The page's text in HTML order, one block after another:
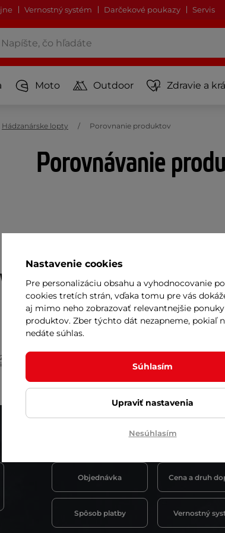
Vernostný systém Darčekové poukazy Servis
Moto Outdoor Zdravie a
Hádzanárske lopty Porovnanie produktov
Porovnávanie
na email
Akčný newsletter
Všetko o nákupe
Objednávka Cena a druh
Spôsob platby Vernostný
Nastavenie cookies
Pre personalizáciu obsahu a vyhodnocovanie
cookies tretích strán, vďaka tomu pre vás
aj mimo neho zobrazovať relevantnejšie
produktov. Zber týchto dát nezapneme, pokiaľ
nedáte súhlas.
Súhlasím
Upraviť nastavenia
Nesúhlasím